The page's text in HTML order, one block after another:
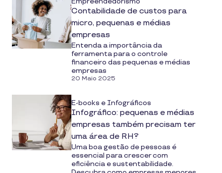
Contabilidade de custos para
micro, pequenas e médias
empresas
Entenda a importância da
ferramenta para o controle
financeiro das pequenas e médias
empresas
20 Maio 2025
E-books e Infográficos
Infográfico: pequenas e médias
empresas também precisam ter
uma área de RH?
Uma boa gestão de pessoas é
essencial para crescer com
eficiência e sustentabilidade.